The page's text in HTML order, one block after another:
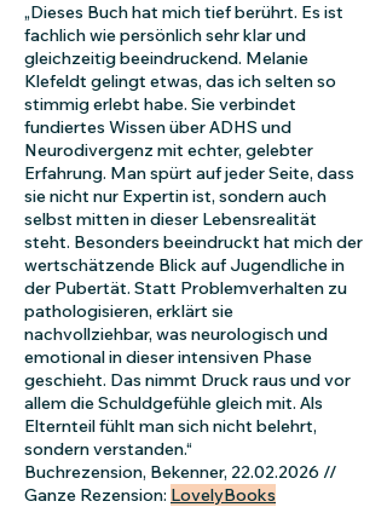
„Dieses Buch hat mich tief berührt. Es ist
fachlich wie persönlich sehr klar und
gleichzeitig beeindruckend. Melanie
Klefeldt gelingt etwas, das ich selten so
stimmig erlebt habe. Sie verbindet
fundiertes Wissen über ADHS und
Neurodivergenz mit echter, gelebter
Erfahrung. Man spürt auf jeder Seite, dass
sie nicht nur Expertin ist, sondern auch
selbst mitten in dieser Lebensrealität
steht. Besonders beeindruckt hat mich der
wertschätzende Blick auf Jugendliche in
der Pubertät. Statt Problemverhalten zu
pathologisieren, erklärt sie
nachvollziehbar, was neurologisch und
emotional in dieser intensiven Phase
geschieht. Das nimmt Druck raus und vor
allem die Schuldgefühle gleich mit. Als
Elternteil fühlt man sich nicht belehrt,
sondern verstanden.“
Buchrezension, Bekenner, 22.02.2026 //
Ganze Rezension: LovelyBooks